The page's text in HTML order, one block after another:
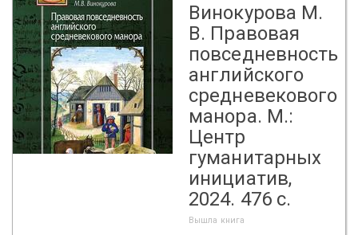
Винокурова М.
В. Правовая
повседневность
английского
средневекового
манора. М.:
Центр
гуманитарных
инициатив,
2024. 476 с.
Вышла книга